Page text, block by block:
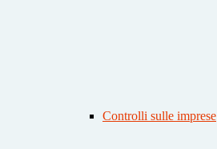
Controlli sulle imprese